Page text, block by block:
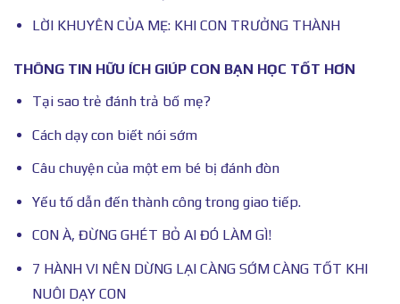
LỜI KHUYÊN CỦA MẸ: KHI CON TRƯỞNG THÀNH
THÔNG TIN HỮU ÍCH GIÚP CON BẠN HỌC TỐT HƠN
Tại sao trẻ đánh trả bố mẹ?
Cách dạy con biết nói sớm
Câu chuyện của một em bé bị đánh đòn
Yếu tố dẫn đến thành công trong giao tiếp.
CON À, ĐỪNG GHÉT BỎ AI ĐÓ LÀM GÌ!
7 HÀNH VI NÊN DỪNG LẠI CÀNG SỚM CÀNG TỐT KHI
NUÔI DẠY CON